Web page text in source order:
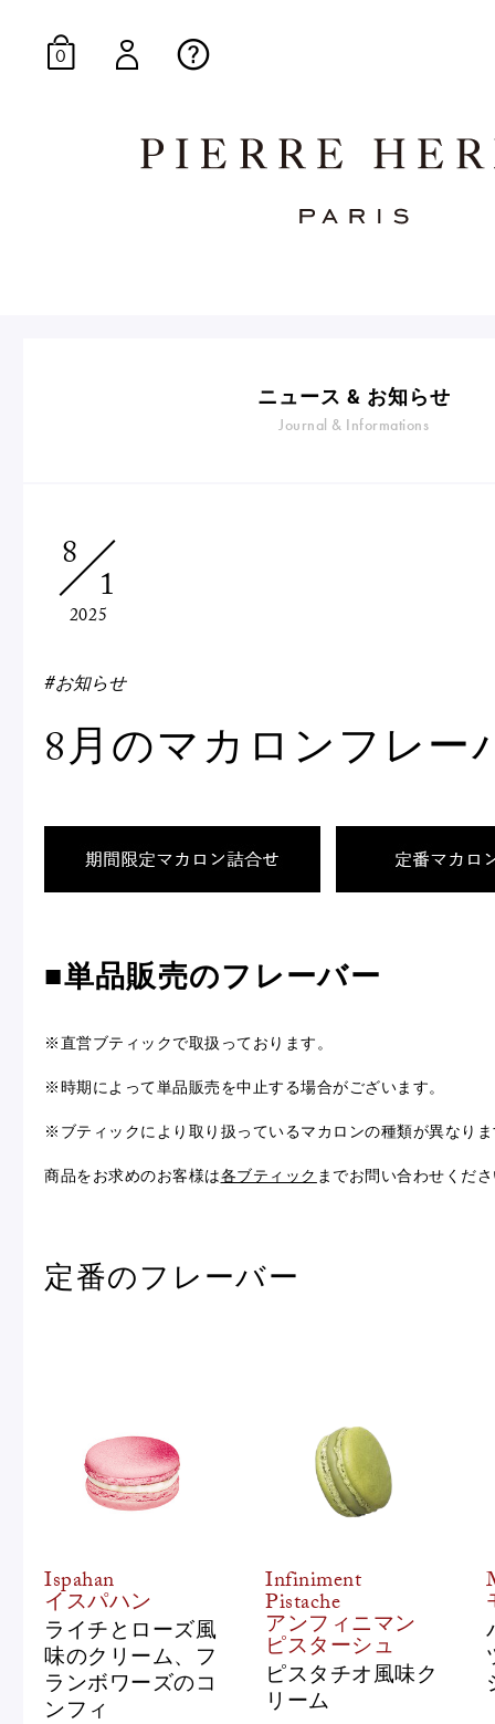
焼き菓子
voyage
アイス
Produits de saison
Macarons
Pâtisseries
Gift
0
ニュース & お知らせ
Journal & Informations
8
1
2025
#お知らせ
8月のマカロンフレー
■単品販売のフレーバー
※直営ブティックで取扱っております。
※時期によって単品販売を中止する場合がございます。
※ブティックにより取り扱っているマカロンの種類が異なり
商品をお求めのお客様は各ブティック までお問い合わせくだ
定番のフレーバー
Ispahan
イスパハン
ライチとローズ風
味のクリーム、フ
ランボワーズのコ
ンフィ
Infiniment
Pistache
アンフィニマン
ピスターシュ
ピスタチオ風味ク
リーム